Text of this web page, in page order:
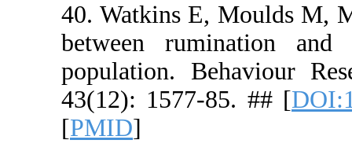
40.
between
43(12):